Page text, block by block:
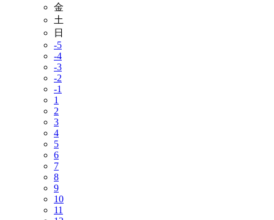
金
土
日
-5
-4
-3
-2
-1
1
2
3
4
5
6
7
8
9
10
11